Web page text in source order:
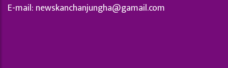
E-mail: newskanchanjungha@gamail.com